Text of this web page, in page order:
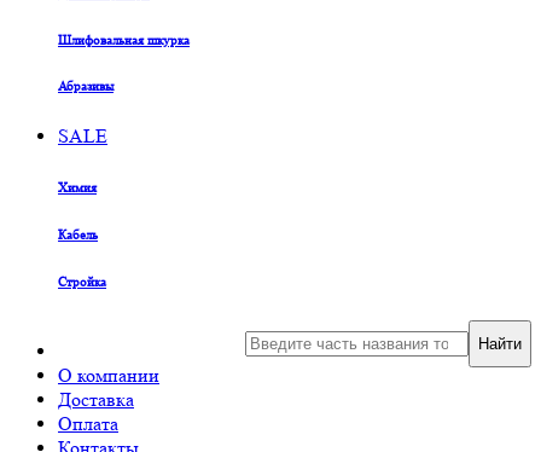
Шлифовальная шкурка
Абразивы
SALE
Химия
Кабель
Стройка
О компании
Доставка
Оплата
Найти